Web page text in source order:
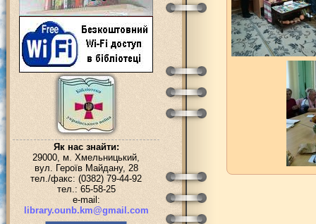
Як нас знайти:
29000, м. Хмельницький,
вул. Героїв Майдану, 28
тел./факс: (0382) 79-44-92
тел.: 65-58-25
e-mail:
library.ounb.km@gmail.com